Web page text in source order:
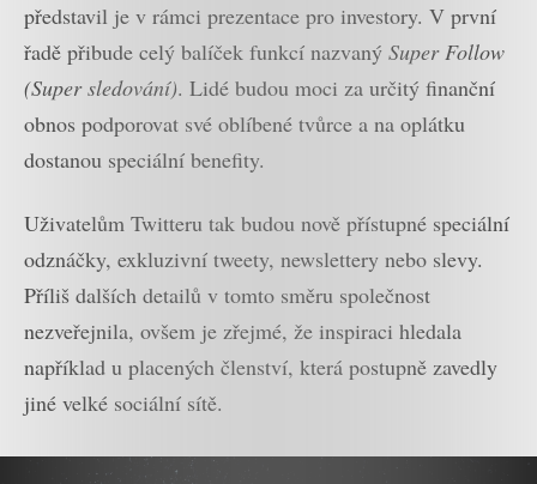
představil je v rámci prezentace pro investory. V první
řadě přibude celý balíček funkcí nazvaný Super Follow
(Super sledování). Lidé budou moci za určitý finanční
obnos podporovat své oblíbené tvůrce a na oplátku
dostanou speciální benefity.
Uživatelům Twitteru tak budou nově přístupné speciální
odznáčky, exkluzivní tweety, newslettery nebo slevy.
Příliš dalších detailů v tomto směru společnost
nezveřejnila, ovšem je zřejmé, že inspiraci hledala
například u placených členství, která postupně zavedly
jiné velké sociální sítě.